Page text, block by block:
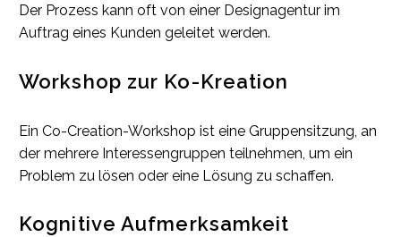
Der Prozess kann oft von einer Designagentur im
Auftrag eines Kunden geleitet werden.
Workshop zur Ko-Kreation
Ein Co-Creation-Workshop ist eine Gruppensitzung, an
der mehrere Interessengruppen teilnehmen, um ein
Problem zu lösen oder eine Lösung zu schaffen.
Kognitive Aufmerksamkeit